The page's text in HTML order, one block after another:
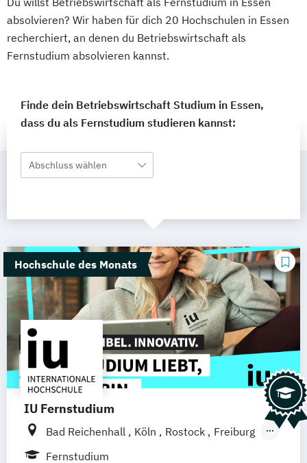
absolvieren? Wir haben für dich 20 Hochschulen in Essen
recherchiert, an denen du Betriebswirtschaft als
Fernstudium absolvieren kannst.
Finde dein Betriebswirtschaft Studium in Essen,
dass du als Fernstudium studieren kannst:
Abschluss wählen
Hochschule des Monats
IU Fernstudium
Bad Reichenhall Köln Rostock
Freiburg
Kiel
Frankfurt am Main
Fernstudium